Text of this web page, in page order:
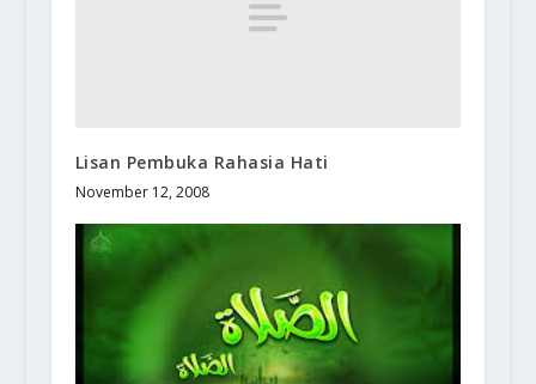
Lisan Pembuka Rahasia Hati
November 12, 2008